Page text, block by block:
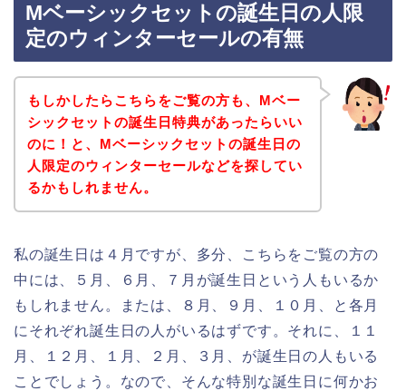
Mベーシックセットの誕生日の人限
定のウィンターセールの有無
もしかしたらこちらをご覧の方も、Mベー
シックセットの誕生日特典があったらいい
のに！と、Mベーシックセットの誕生日の
人限定のウィンターセールなどを探してい
るかもしれません。
私の誕生日は４月ですが、多分、こちらをご覧の方の
中には、５月、６月、７月が誕生日という人もいるか
もしれません。または、８月、９月、１０月、と各月
にそれぞれ誕生日の人がいるはずです。それに、１１
月、１２月、１月、２月、３月、が誕生日の人もいる
ことでしょう。なので、そんな特別な誕生日に何かお